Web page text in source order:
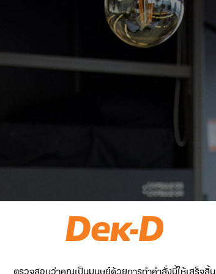
ตรวจสอบว่าคุณเป็นมนุษย์ด้วยการทำคำสั่งนี้ให้เสร็จสิ้น